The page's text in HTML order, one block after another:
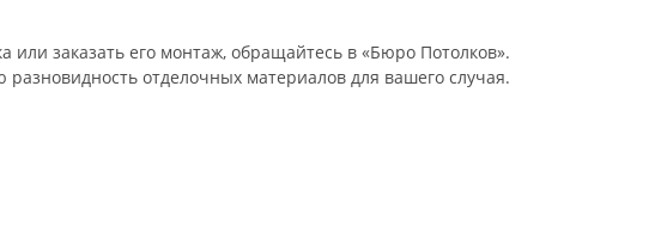
или заказать его монтаж, обращайтесь в «Бюро Потолков».
отделочных материалов для вашего случая.